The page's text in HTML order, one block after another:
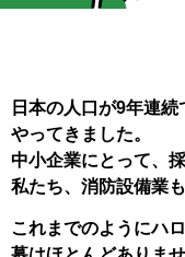
日本の人口が9年連
やってきました。
中小企業にとって、
私たち、消防設備業
これまでのようにハ